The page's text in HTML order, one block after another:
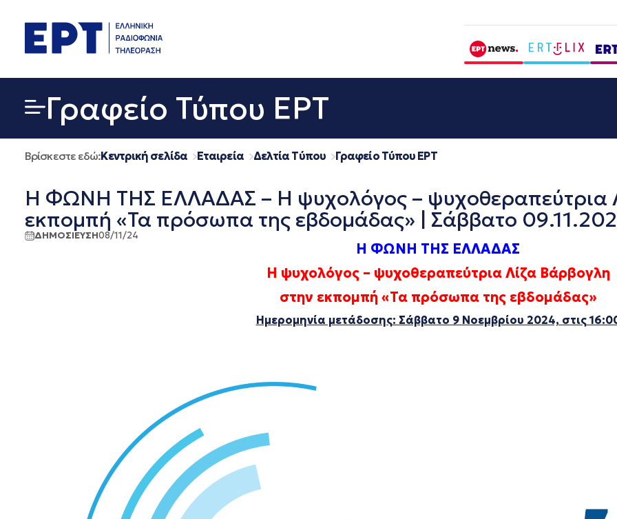
περιεχόμενο
Γραφείο Τύπου ΕΡΤ
Βρίσκεστε εδώ:Κεντρική σελίδα Εταιρεία Δελτία Τύπου Γραφείο Τύπου ΕΡΤ
Η ΦΩΝΗ ΤΗΣ ΕΛΛΑΔΑΣ – Η ψυχολόγος – ψυχοθεραπεύτρια
εκπομπή «Τα πρόσωπα της εβδομάδας» | Σάββατο
ΔΗΜΟΣΙΕΥΣΗ08/11/24
Η ΦΩΝΗ ΤΗΣ ΕΛΛΑΔΑΣ
Η ψυχολόγος – ψυχοθεραπεύτρια Λίζα Βάρβογλη
στην εκπομπή «Τα πρόσωπα της εβδομάδας»
Ημερομηνία μετάδοσης: Σάββατο 9 Νοεμβρίου 2024, στις